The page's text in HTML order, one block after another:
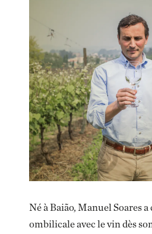
Né à Baião, Manuel Soares
ombilicale avec le vin dès